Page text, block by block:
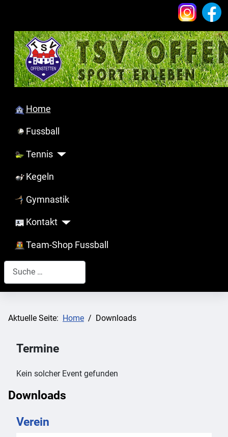
Home
Fussball
Tennis
Kegeln
Gymnastik
Kontakt
Team-Shop Fussball
Suchen
Aktuelle Seite: Home Downloads
Termine
Kein solcher Event gefunden
Downloads
Verein